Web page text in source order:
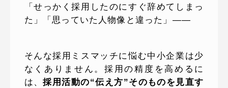
「せっかく採用したのにすぐ辞めてしまっ
た」「思っていた人物像と違った」——
そんな採用ミスマッチに悩む中小企業は少
なくありません。採用の精度を高めるに
は、採用活動の“伝え方”そのものを見直す